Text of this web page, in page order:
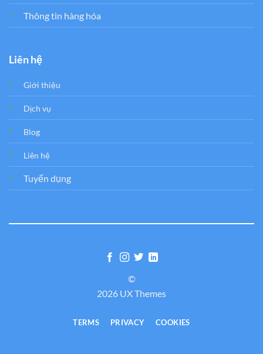
Thông tin hàng hóa
Liên hệ
Giới thiệu
Dịch vụ
Blog
Liên hệ
Tuyển dụng
©
2026 UX Themes
TERMS PRIVACY COOKIES